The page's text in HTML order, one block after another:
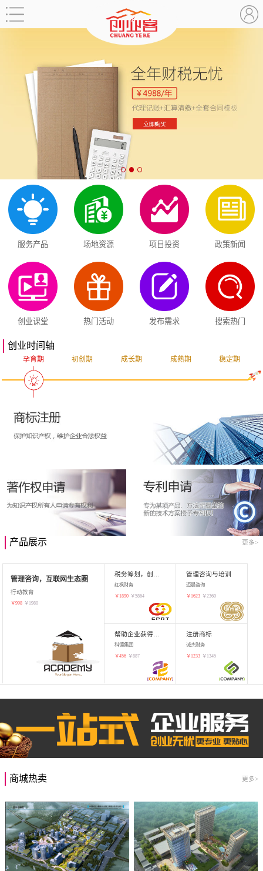
服务产品 场地资源 项目投资 政策新闻
创业课堂 热门活动 发布需求 搜索热门
创业时间轴
孕育期 初创期 成长期 成熟期 稳定期
产品展示 更多>
管理咨询，互联网生态圈
行动教育
￥998 ￥ 1980
红枫财务
￥ 1890 ￥5864
管理咨询与培训
迈晨咨询
￥ 1623 ￥2360
科德集团
￥456 ￥887
注册商标
诚杰财务
￥ 1233 ￥ 1345
商城热卖 更多>